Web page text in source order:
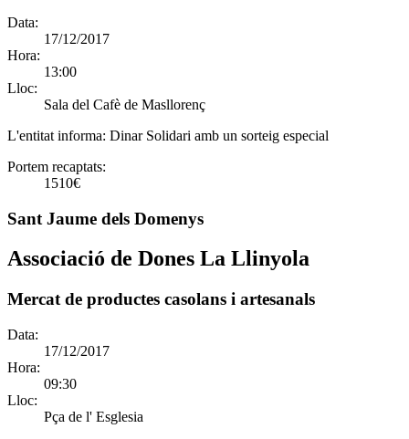
Data:
17/12/2017
Hora:
13:00
Lloc:
Sala del Cafè de Masllorenç
L'entitat informa: Dinar Solidari amb un sorteig especial
Portem recaptats:
1510€
Sant Jaume dels Domenys
Associació de Dones La Llinyola
Mercat de productes casolans i artesanals
Data:
17/12/2017
Hora:
09:30
Lloc:
Pça de l' Esglesia